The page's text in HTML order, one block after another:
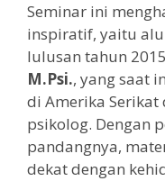
Seminar ini
inspiratif, yaitu
lulusan tahun
M.Psi., yang saat
di Amerika
psikolog. Dengan
pandangnya,
dekat dengan